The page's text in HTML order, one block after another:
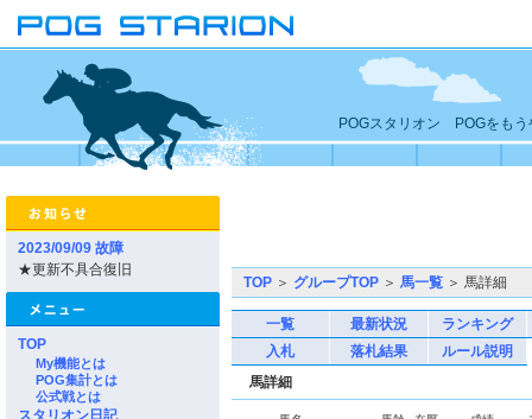
POGスタリオン POGをもう
2023/09/09 故障
★更新不具合復旧
TOP
My機能とは
POG集計とは
公式戦とは
スタリオン日記
TOP ＞ グループTOP ＞ 馬一覧 ＞ 馬詳細
一覧 最新状況
ランキング
入札
落札結果
ルール説明
馬詳細